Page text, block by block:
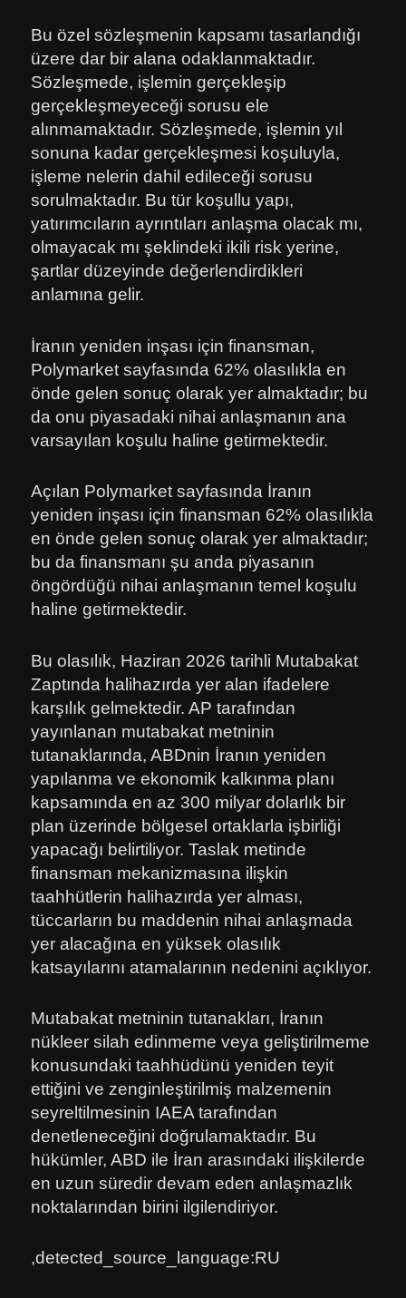
Bu özel sözleşmenin kapsamı tasarlandığı
üzere dar bir alana odaklanmaktadır.
Sözleşmede, işlemin gerçekleşip
gerçekleşmeyeceği sorusu ele
alınmamaktadır. Sözleşmede, işlemin yıl
sonuna kadar gerçekleşmesi koşuluyla,
işleme nelerin dahil edileceği sorusu
sorulmaktadır. Bu tür koşullu yapı,
yatırımcıların ayrıntıları anlaşma olacak mı,
olmayacak mı şeklindeki ikili risk yerine,
şartlar düzeyinde değerlendirdikleri
anlamına gelir.
İranın yeniden inşası için finansman,
Polymarket sayfasında 62% olasılıkla en
önde gelen sonuç olarak yer almaktadır; bu
da onu piyasadaki nihai anlaşmanın ana
varsayılan koşulu haline getirmektedir.
Açılan Polymarket sayfasında İranın
yeniden inşası için finansman 62% olasılıkla
en önde gelen sonuç olarak yer almaktadır;
bu da finansmanı şu anda piyasanın
öngördüğü nihai anlaşmanın temel koşulu
haline getirmektedir.
Bu olasılık, Haziran 2026 tarihli Mutabakat
Zaptında halihazırda yer alan ifadelere
karşılık gelmektedir. AP tarafından
yayınlanan mutabakat metninin
tutanaklarında, ABDnin İranın yeniden
yapılanma ve ekonomik kalkınma planı
kapsamında en az 300 milyar dolarlık bir
plan üzerinde bölgesel ortaklarla işbirliği
yapacağı belirtiliyor. Taslak metinde
finansman mekanizmasına ilişkin
taahhütlerin halihazırda yer alması,
tüccarların bu maddenin nihai anlaşmada
yer alacağına en yüksek olasılık
katsayılarını atamalarının nedenini açıklıyor.
Mutabakat metninin tutanakları, İranın
nükleer silah edinmeme veya geliştirilmeme
konusundaki taahhüdünü yeniden teyit
ettiğini ve zenginleştirilmiş malzemenin
seyreltilmesinin IAEA tarafından
denetleneceğini doğrulamaktadır. Bu
hükümler, ABD ile İran arasındaki ilişkilerde
en uzun süredir devam eden anlaşmazlık
noktalarından birini ilgilendiriyor.
,detected_source_language:RU